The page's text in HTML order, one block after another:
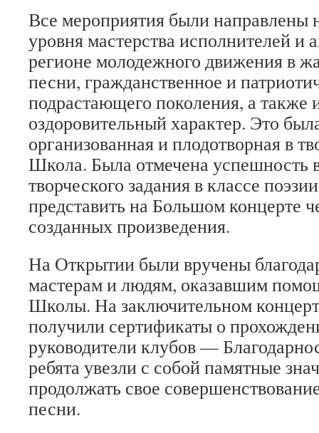
Все мероприятия были направлены
уровня мастерства исполнителей и
регионе молодежного движения в
песни, гражданственное и
подрастающего поколения, а также
оздоровительный характер. Это
организованная и плодотворная в
Школа. Была отмечена успешность
творческого задания в классе
представить на Большом концерте
созданных произведения.
На Открытии были вручены
мастерам и людям, оказавшим
Школы. На заключительном
получили сертификаты о
руководители клубов —
ребята увезли с собой памятные
продолжать свое
песни.